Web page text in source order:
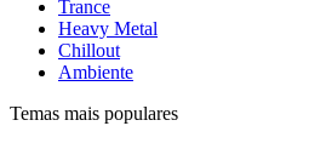
Trance
Heavy Metal
Chillout
Ambiente
Temas mais populares